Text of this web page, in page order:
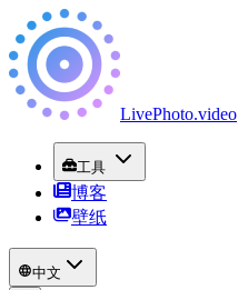
LivePhoto.video
工具
博客
壁纸
中文